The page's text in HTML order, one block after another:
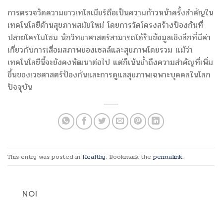
การตรวจวัดความยาวเทโลเมียร์ถือเป็นความก้าวหน้าครั้งสำคัญใน
เทคโนโลยีด้านสุขภาพสมัยใหม่ โดยการวัดโครงสร้างป้องกันที่
ปลายโครโมโซม นักวิทยาศาสตร์สามารถได้รับข้อมูลเชิงลึกที่มีค่า
เกี่ยวกับการเสื่อมสภาพของเซลล์และสุขภาพโดยรวม แม้ว่า
เทคโนโลยีนี้จะยังคงพัฒนาต่อไป แต่ก็เน้นย้ำถึงความสำคัญที่เพิ่ม
ขึ้นของเวชศาสตร์ป้องกันและการดูแลสุขภาพเฉพาะบุคคลในโลก
ปัจจุบัน
This entry was posted in Healthy. Bookmark the permalink.
NOI